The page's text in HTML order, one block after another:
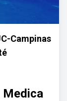
Campinas
Medica